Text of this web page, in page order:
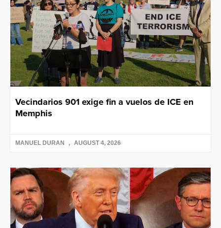
Vecindarios 901 exige fin a vuelos de ICE en
Memphis
MANUEL DURAN AUGUST 4, 2026